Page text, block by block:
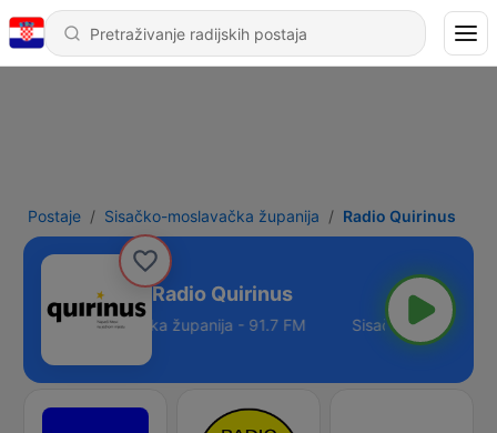
Postaje Sisačko-moslavačka županija Radio Quirinus
Radio Quirinus
Sisačko-moslavačka županija - 91.7 FM